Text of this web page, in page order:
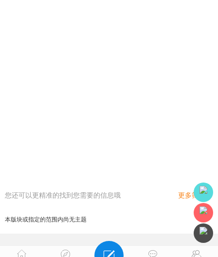
您还可以更精准的找到您需要的信息哦 更多筛选
本版块或指定的范围内尚无主题